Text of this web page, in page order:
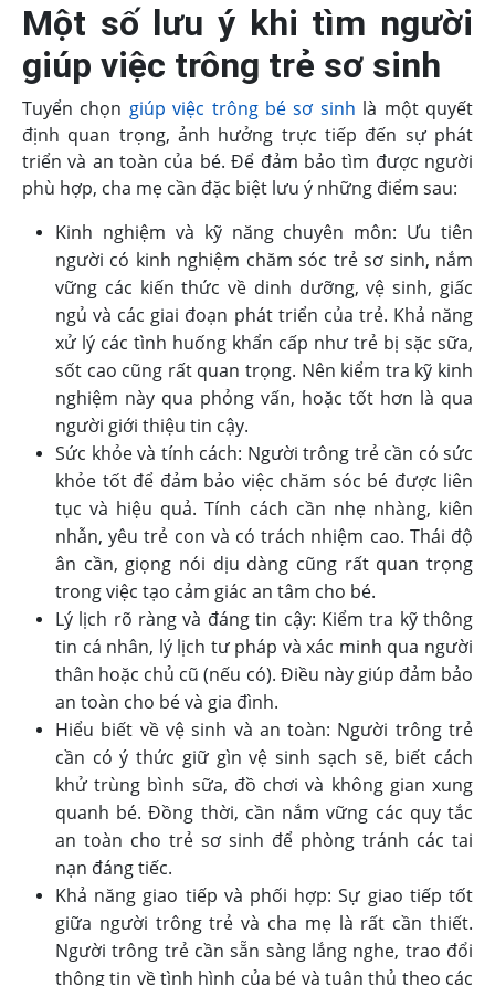
Một số lưu ý khi tìm người
giúp việc trông trẻ sơ sinh
Tuyển chọn giúp việc trông bé sơ sinh là một quyết
định quan trọng, ảnh hưởng trực tiếp đến sự phát
triển và an toàn của bé. Để đảm bảo tìm được người
phù hợp, cha mẹ cần đặc biệt lưu ý những điểm sau:
Kinh nghiệm và kỹ năng chuyên môn: Ưu tiên
người có kinh nghiệm chăm sóc trẻ sơ sinh, nắm
vững các kiến thức về dinh dưỡng, vệ sinh, giấc
ngủ và các giai đoạn phát triển của trẻ. Khả năng
xử lý các tình huống khẩn cấp như trẻ bị sặc sữa,
sốt cao cũng rất quan trọng. Nên kiểm tra kỹ kinh
nghiệm này qua phỏng vấn, hoặc tốt hơn là qua
người giới thiệu tin cậy.
Sức khỏe và tính cách: Người trông trẻ cần có sức
khỏe tốt để đảm bảo việc chăm sóc bé được liên
tục và hiệu quả. Tính cách cần nhẹ nhàng, kiên
nhẫn, yêu trẻ con và có trách nhiệm cao. Thái độ
ân cần, giọng nói dịu dàng cũng rất quan trọng
trong việc tạo cảm giác an tâm cho bé.
Lý lịch rõ ràng và đáng tin cậy: Kiểm tra kỹ thông
tin cá nhân, lý lịch tư pháp và xác minh qua người
thân hoặc chủ cũ (nếu có). Điều này giúp đảm bảo
an toàn cho bé và gia đình.
Hiểu biết về vệ sinh và an toàn: Người trông trẻ
cần có ý thức giữ gìn vệ sinh sạch sẽ, biết cách
khử trùng bình sữa, đồ chơi và không gian xung
quanh bé. Đồng thời, cần nắm vững các quy tắc
an toàn cho trẻ sơ sinh để phòng tránh các tai
nạn đáng tiếc.
Khả năng giao tiếp và phối hợp: Sự giao tiếp tốt
giữa người trông trẻ và cha mẹ là rất cần thiết.
Người trông trẻ cần sẵn sàng lắng nghe, trao đổi
thông tin về tình hình của bé và tuân thủ theo các